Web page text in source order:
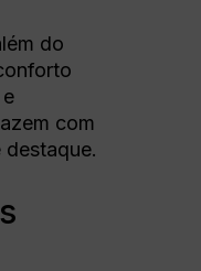
do
com
destaque.